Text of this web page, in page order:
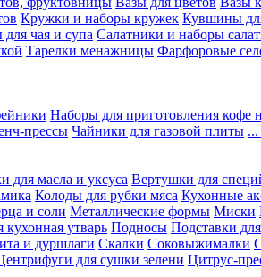
Кружки и наборы кружек Кувшины
чая и супа Салатники и наборы
Тарелки менажницы Фарфоровые
Наборы для приготовления кофе
прессы Чайники для газовой плиты
для масла и уксуса Вертушки для
Колоды для рубки мяса Кухонные
и соли Металлические формы Миски
кухонная утварь Подносы Подставки
и дуршлаги Скалки Соковыжималки
для сушки зелени Цитрус-